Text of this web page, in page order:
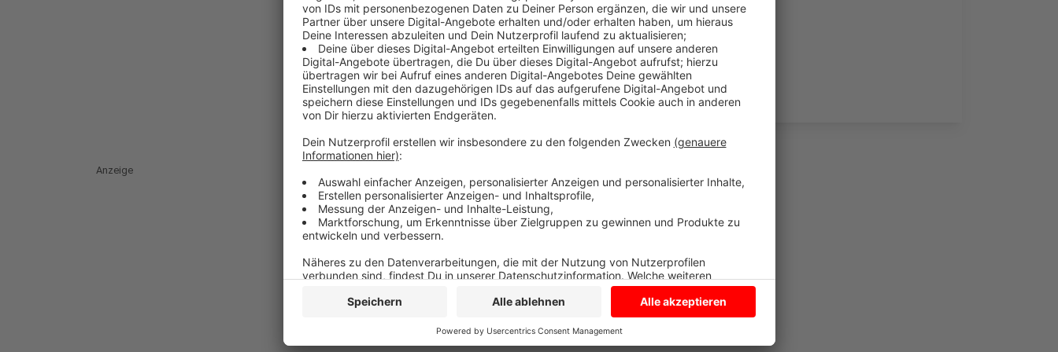
Die Stadt lässt hier Gehölze und Sträucher zurückschneiden.
Anzeige
Anzeige